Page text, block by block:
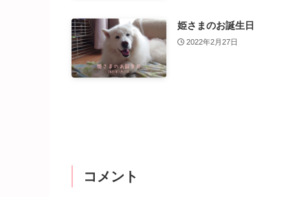
姫さまのお誕生日
2022年2月27日
コメント